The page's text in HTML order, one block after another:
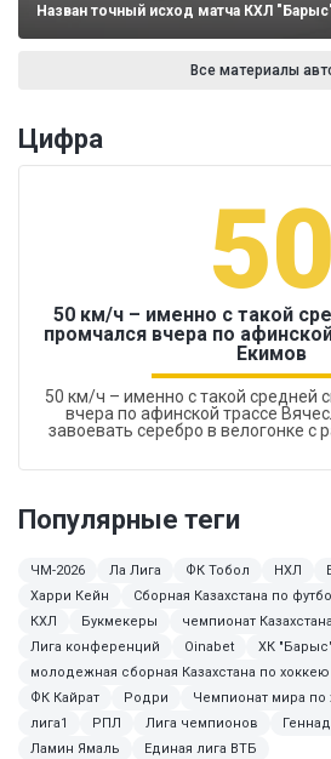
Назван точный исход матча КХЛ
Все материалы
Цифра
50
50 км/ч – именно с такой
промчался вчера по
Екимов
50 км/ч – именно с такой средней
вчера по афинской трассе
завоевать серебро в велогонке с
Популярные теги
ЧМ-2026 Ла Лига ФК Тобол НХЛ
Харри Кейн
Сборная Казахстана по
КХЛ
Букмекеры
чемпионат
Лига конференций
Oinabet ХК "Барыс"
молодежная сборная Казахстана по хоккею
ФК Кайрат
Родри Чемпионат мира по
лига1
РПЛ Лига чемпионов
Ламин Ямаль
Единая лига ВТБ